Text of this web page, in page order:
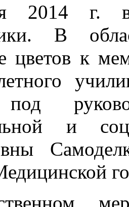
2014 г.
В
цветов к
и